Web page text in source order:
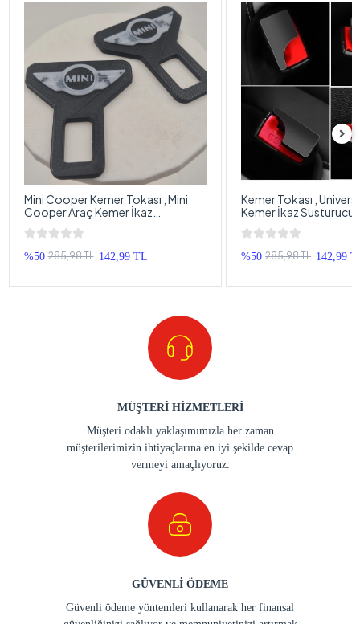
Mini Cooper Kemer Tokası , Mini
Cooper Araç Kemer İkaz
Susturucu , Mini Cooper Kemer Bip
Bip Susturucu - 2 Adet
%50 285,98 TL 142,99 TL
Kemer Tokası ,
Kemer İkaz Susturucu
Bip Susturucu - 2 Adet
%50 285,98 TL 142,99
MÜŞTERİ HİZMETLERİ
Müşteri odaklı yaklaşımımızla her zaman
müşterilerimizin ihtiyaçlarına en iyi şekilde cevap
vermeyi amaçlıyoruz.
GÜVENLİ ÖDEME
Güvenli ödeme yöntemleri kullanarak her finansal